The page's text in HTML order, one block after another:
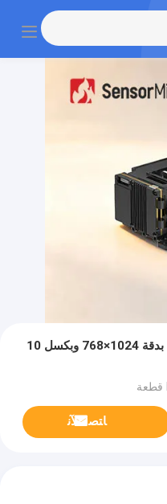
نواة كاميرا حرارية عالية الحساسية بدقة 1024×768 وبكسل 10
ﺎﺘﺼﻟ ﺍﻶﻧ